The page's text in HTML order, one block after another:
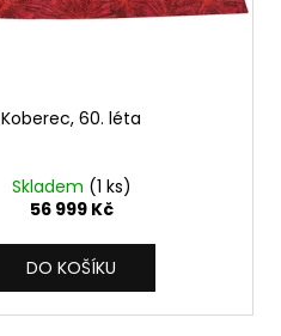
Koberec, 60. léta
Skladem (1 ks)
56 999 Kč
DO KOŠÍKU